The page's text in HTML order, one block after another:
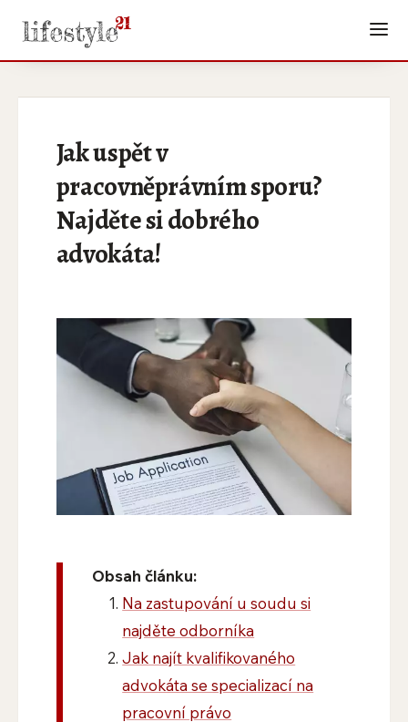
Jak uspět v
pracovněprávním sporu?
Najděte si dobrého
advokáta!
Obsah článku:
Na zastupování u soudu si
najděte odborníka
Jak najít kvalifikovaného
advokáta se specializací na
pracovní právo